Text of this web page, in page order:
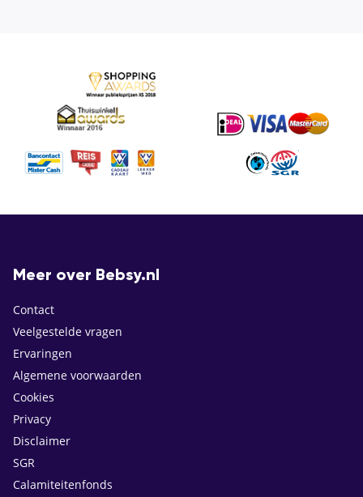
Meer over Bebsy.nl
Contact
Veelgestelde vragen
Ervaringen
Algemene voorwaarden
Cookies
Privacy
Disclaimer
SGR
Calamiteitenfonds